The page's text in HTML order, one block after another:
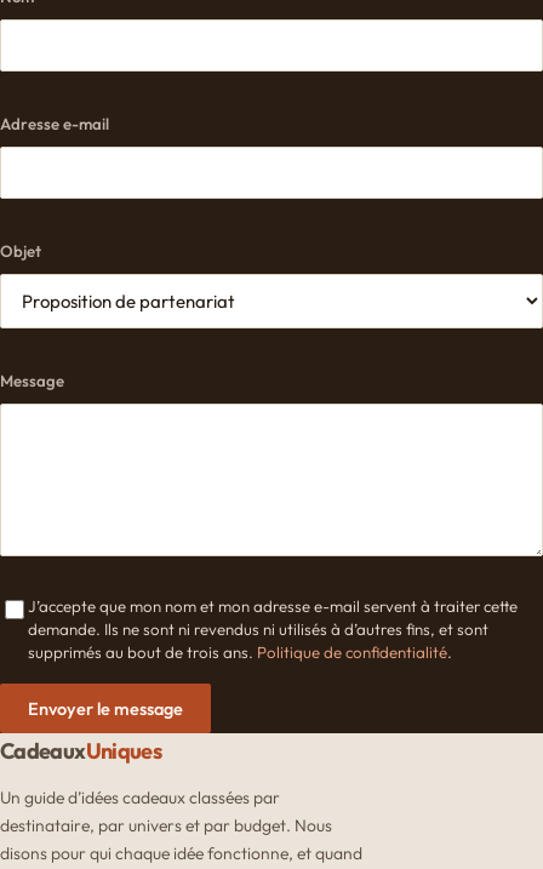
Adresse e-mail
Objet
Message
J’accepte que mon nom et mon adresse e-mail servent à traiter cette
demande. Ils ne sont ni revendus ni utilisés à d’autres fins, et sont
supprimés au bout de trois ans. Politique de confidentialité.
Envoyer le message
CadeauxUniques
Un guide d’idées cadeaux classées par
destinataire, par univers et par budget. Nous
disons pour qui chaque idée fonctionne, et quand